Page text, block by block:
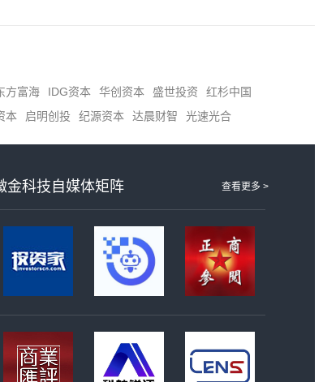
方富海 IDG资本 华创资本 盛世投资
红杉中国
本 启明创投 纪源资本 达晨财智 光速光合
查看更多 >
金科技自媒体矩阵